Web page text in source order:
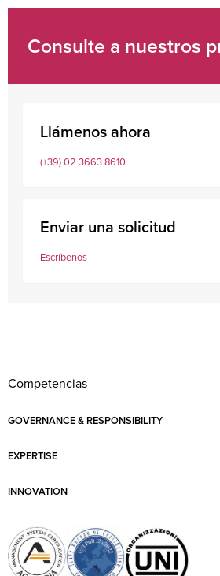
Consulte a nuestros
Llámenos ahora
(+39) 02 3663 8610
Enviar una solicitud
Escríbenos
Competencias
GOVERNANCE & RESPONSIBILITY
EXPERTISE
INNOVATION